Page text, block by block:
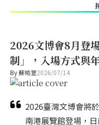
2026文博會8月登
制」，入場方式與
By蘇祐萱2026/07/14
2026臺灣文博會將
南港展覽館登場，